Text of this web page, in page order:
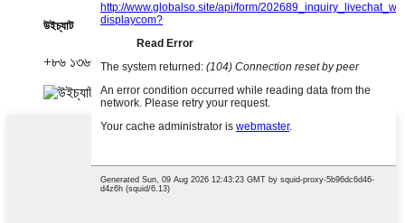
উইচ্যাট
+৮৬ ১৩৬৩০০৯৮৪৫৭